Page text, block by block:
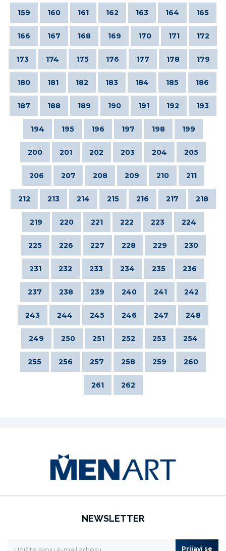
159 160 161 162 163 164 165
166 167 168 169 170 171 172
173 174 175 176 177 178 179
180 181 182 183 184 185 186
187 188 189 190 191 192 193
194 195 196 197 198 199
200 201 202 203 204 205
206 207 208 209 210 211
212 213 214 215 216 217 218
219 220 221 222 223 224
225 226 227 228 229 230
231 232 233 234 235 236
237 238 239 240 241 242
243 244 245 246 247 248
249 250 251 252 253 254
255 256 257 258 259 260
261 262
NEWSLETTER
Prijavi se